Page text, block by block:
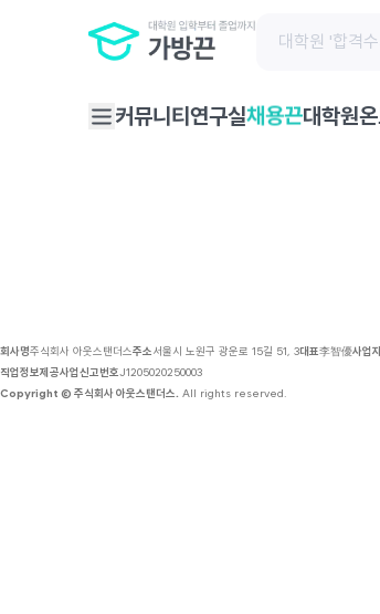
커뮤니티 연구실채용끈대학원
회사명주식회사 아웃스탠더스주소서울시 노원구 광운로 15길 51, 3대표李智優사업
직업정보제공사업신고번호J1205020250003
Copyright © 주식회사 아웃스탠더스. All rights reserved.